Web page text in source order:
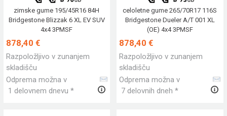
zimske gume 195/45R16 84H
Bridgestone Blizzak 6 XL EV SUV
4x4 3PMSF
878,40 €
Razpoložljivo v zunanjem
skladišču
Odprema možna v
1 delovnem dnevu *
celoletne gume 265/70R17 116S
Bridgestone Dueler A/T 001 XL
(OE) 4x4 3PMSF
878,40 €
Razpoložljivo v zunanjem
skladišču
Odprema možna v
7 delovnih dneh *